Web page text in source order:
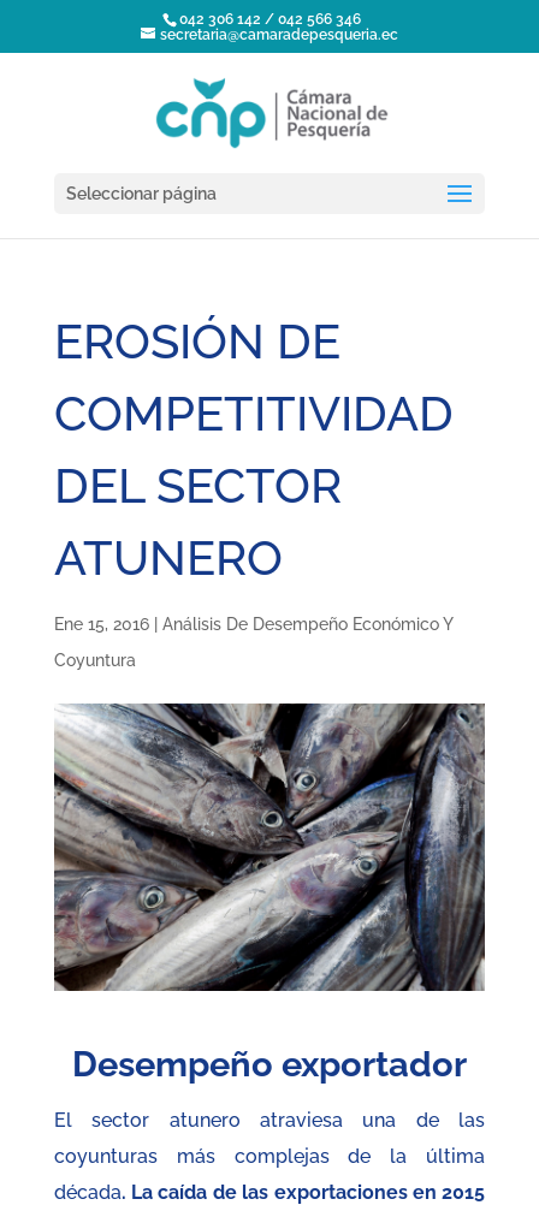
042 306 142 / 042 566 346
secretaria@camaradepesqueria.ec
Seleccionar página
EROSIÓN DE
COMPETITIVIDAD
DEL SECTOR
ATUNERO
Ene 15, 2016| Análisis De Desempeño Económico Y
Coyuntura
Desempeño exportador
El sector atunero atraviesa una de las
coyunturas más complejas de la última
década. La caída de las exportaciones en 2015